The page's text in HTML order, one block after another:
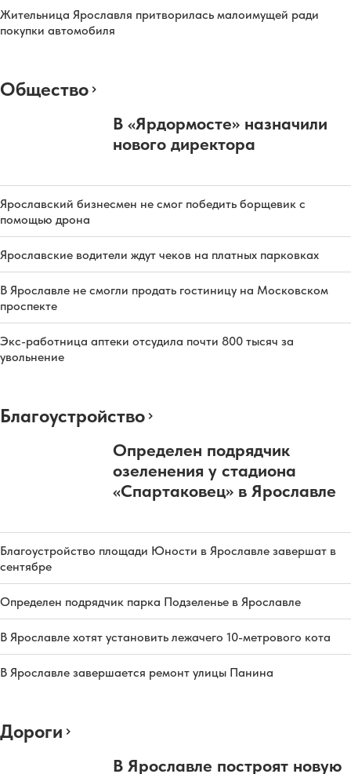
Жительница Ярославля притворилась малоимущей ради
покупки автомобиля
Общество
В «Ярдормосте» назначили
нового директора
Ярославский бизнесмен не смог победить борщевик с
помощью дрона
Ярославские водители ждут чеков на платных парковках
В Ярославле не смогли продать гостиницу на Московском
проспекте
Экс-работница аптеки отсудила почти 800 тысяч за
увольнение
Благоустройство
Определен подрядчик
озеленения у стадиона
«Спартаковец» в Ярославле
Благоустройство площади Юности в Ярославле завершат в
сентябре
Определен подрядчик парка Подзеленье в Ярославле
В Ярославле хотят установить лежачего 10-метрового кота
В Ярославле завершается ремонт улицы Панина
Дороги
В Ярославле построят новую